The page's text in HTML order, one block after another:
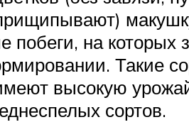
на которых
Такие
высокую
сортов.